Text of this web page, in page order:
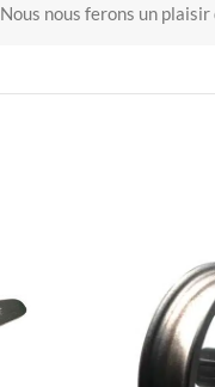
Nous nous ferons un